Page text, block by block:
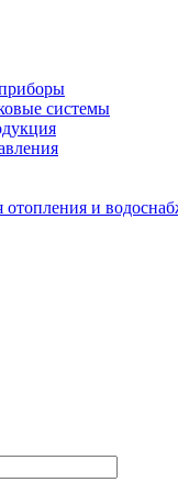
системы
и